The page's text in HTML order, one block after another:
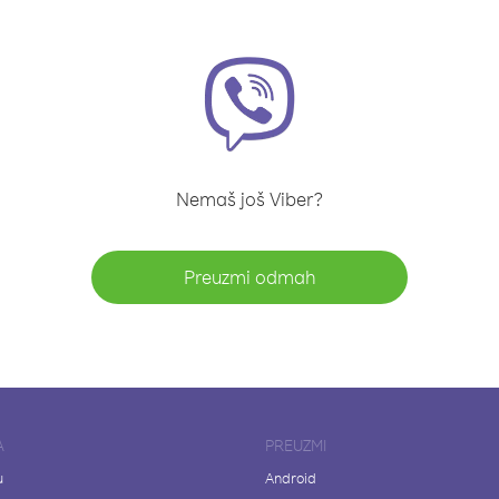
Nemaš još Viber?
Preuzmi odmah
PREUZMI
Android